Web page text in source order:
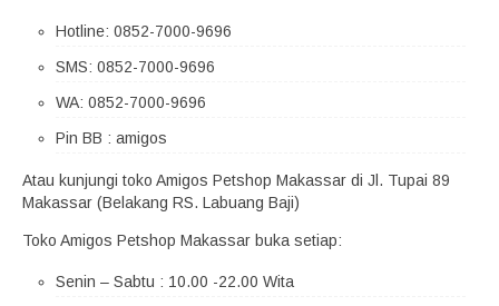
Hotline: 0852-7000-9696
SMS: 0852-7000-9696
WA: 0852-7000-9696
Pin BB : amigos
Atau kunjungi toko Amigos Petshop Makassar di Jl. Tupai 89
Makassar (Belakang RS. Labuang Baji)
Toko Amigos Petshop Makassar buka setiap:
Senin – Sabtu : 10.00 -22.00 Wita